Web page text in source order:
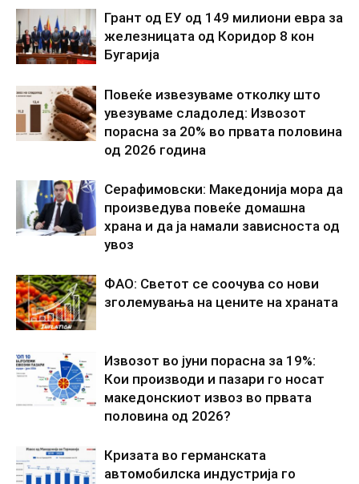
Грант од ЕУ од 149 милиони евра за
железницата од Коридор 8 кон
Бугарија
Повеќе извезуваме отколку што
увезуваме сладолед: Извозот
порасна за 20% во првата половина
од 2026 година
Серафимовски: Македонија мора да
произведува повеќе домашна
храна и да ја намали зависноста од
увоз
ФАО: Светот се соочува со нови
зголемувања на цените на храната
Извозот во јуни порасна за 19%:
Кои производи и пазари го носат
македонскиот извоз во првата
половина од 2026?
Кризата во германската
автомобилска индустрија го